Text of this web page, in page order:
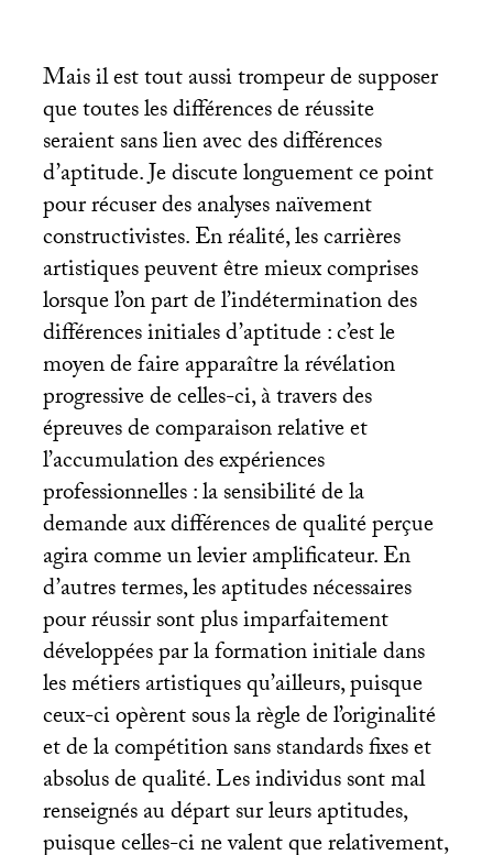
Mais il est tout aussi trompeur de supposer
que toutes les différences de réussite
seraient sans lien avec des différences
d’aptitude. Je discute longuement ce point
pour récuser des analyses naïvement
constructivistes. En réalité, les carrières
artistiques peuvent être mieux comprises
lorsque l’on part de l’indétermination des
différences initiales d’aptitude : c’est le
moyen de faire apparaître la révélation
progressive de celles-ci, à travers des
épreuves de comparaison relative et
l’accumulation des expériences
professionnelles : la sensibilité de la
demande aux différences de qualité perçue
agira comme un levier amplificateur. En
d’autres termes, les aptitudes nécessaires
pour réussir sont plus imparfaitement
développées par la formation initiale dans
les métiers artistiques qu’ailleurs, puisque
ceux-ci opèrent sous la règle de l’originalité
et de la compétition sans standards fixes et
absolus de qualité. Les individus sont mal
renseignés au départ sur leurs aptitudes,
puisque celles-ci ne valent que relativement,